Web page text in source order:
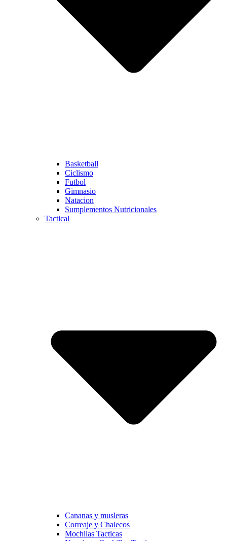
Basketball
Ciclismo
Futbol
Gimnasio
Natacion
Sumplementos Nutricionales
Tactical
Cananas y musleras
Correaje y Chalecos
Mochilas Tacticas